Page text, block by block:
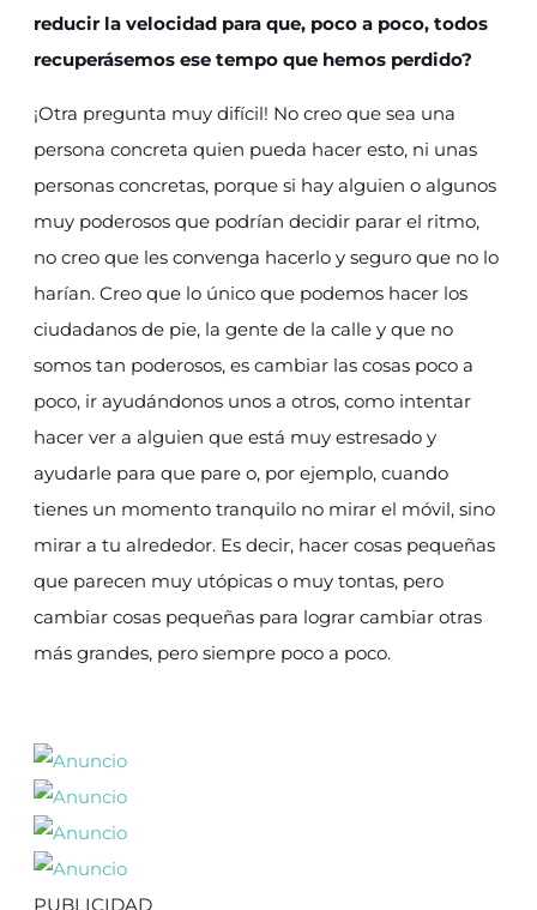
reducir la velocidad para que, poco a poco, todos
recuperásemos ese tempo que hemos perdido?
¡Otra pregunta muy difícil! No creo que sea una
persona concreta quien pueda hacer esto, ni unas
personas concretas, porque si hay alguien o algunos
muy poderosos que podrían decidir parar el ritmo,
no creo que les convenga hacerlo y seguro que no lo
harían. Creo que lo único que podemos hacer los
ciudadanos de pie, la gente de la calle y que no
somos tan poderosos, es cambiar las cosas poco a
poco, ir ayudándonos unos a otros, como intentar
hacer ver a alguien que está muy estresado y
ayudarle para que pare o, por ejemplo, cuando
tienes un momento tranquilo no mirar el móvil, sino
mirar a tu alrededor. Es decir, hacer cosas pequeñas
que parecen muy utópicas o muy tontas, pero
cambiar cosas pequeñas para lograr cambiar otras
más grandes, pero siempre poco a poco.
PUBLICIDAD